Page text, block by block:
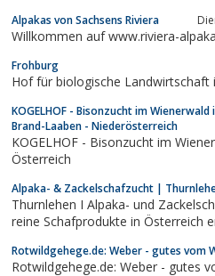
Weiterlesen →
Alpakas von Sachsens Riviera
Willkommen auf www.riviera-
Frohburg
Hof für biologische Landwirtschaft
KOGELHOF - Bisonzucht im
Brand-Laaben - Niederösterreich
KOGELHOF - Bisonzucht im Wienerwald,
Österreich
Alpaka- & Zackelschafzucht |
Thurnlehen I Alpaka- und Zackelschafzucht,
reine Schafprodukte in Österreich
Rotwildgehege.de: Weber - gutes vom
Rotwildgehege.de: Weber - gutes